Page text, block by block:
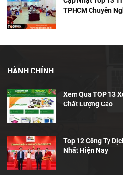
TPHCM Chuyên
HÀNH CHÍNH
Xem Qua TOP 13
Chất Lượng Cao
Top 12 Công Ty
Nhất Hiện Nay